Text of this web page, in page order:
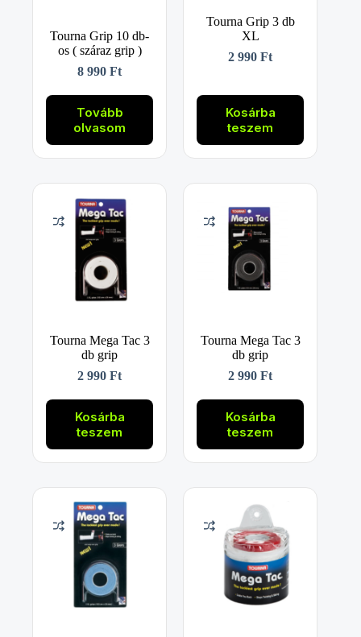
Tourna Grip 10 db-
os ( száraz grip )
8 990Ft
Tovább
olvasom
Tourna Grip 3 db
XL
2 990Ft
Kosárba
teszem
Tourna Mega Tac 3
db grip
2 990Ft
Kosárba
teszem
Tourna Mega Tac 3
db grip
2 990Ft
Kosárba
teszem